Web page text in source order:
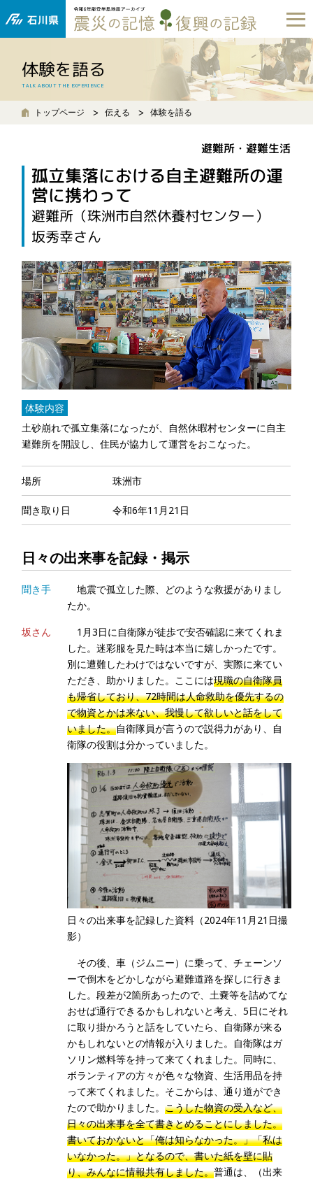
体験を語る
TALK ABOUT THE EXPERIENCE
トップページ 伝える 体験を語る
避難所・避難生活
孤立集落における自主避難所の運
営に携わって
避難所（珠洲市自然休養村センター）
坂秀幸さん
体験内容
土砂崩れで孤立集落になったが、自然休暇村センターに自主
避難所を開設し、住民が協力して運営をおこなった。
場所 珠洲市
聞き取り日 令和6年11月21日
日々の出来事を記録・掲示
聞き手
地震で孤立した際、どのような救援がありまし
たか。
坂さん
1月3日に自衛隊が徒歩で安否確認に来てくれま
した。迷彩服を見た時は本当に嬉しかったです。
別に遭難したわけではないですが、実際に来てい
ただき、助かりました。ここには現職の自衛隊員
も帰省しており、72時間は人命救助を優先するの
で物資とかは来ない、我慢して欲しいと話をして
いました。自衛隊員が言うので説得力があり、自
衛隊の役割は分かっていました。
日々の出来事を記録した資料（2024年11月21日撮
影）
その後、車（ジムニー）に乗って、チェーンソ
ーで倒木をどかしながら避難道路を探しに行きま
した。段差が2箇所あったので、土嚢等を詰めてな
おせば通行できるかもしれないと考え、5日にそれ
に取り掛かろうと話をしていたら、自衛隊が来る
かもしれないとの情報が入りました。自衛隊はガ
ソリン燃料等を持って来てくれました。同時に、
ボランティアの方々が色々な物資、生活用品を持
って来てくれました。そこからは、通り道ができ
たので助かりました。こうした物資の受入など、
日々の出来事を全て書きとめることにしました。
書いておかないと「俺は知らなかった。」「私は
いなかった。」となるので、書いた紙を壁に貼
り、みんなに情報共有しました。普通は、（出来